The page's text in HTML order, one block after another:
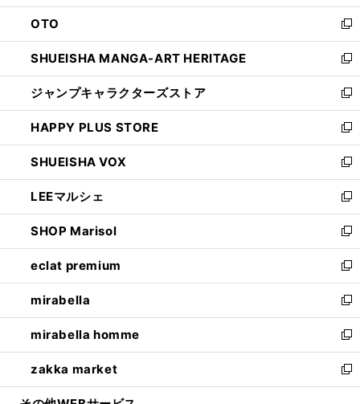
ウ
で
開
く
ン
ド
ウ
で
開
く
OTO
新
し
い
ウ
ィ
ン
ド
ウ
で
開
く
SHUEISHA MANGA-ART HERITAGE
新
し
い
ウ
ィ
ン
ド
ウ
で
開
く
ジャンプキャラクターズストア
新
し
い
ウ
ィ
ン
ド
ウ
で
開
く
HAPPY PLUS STORE
新
し
い
ウ
ィ
ン
ド
ウ
で
開
く
SHUEISHA VOX
新
し
い
ウ
ィ
ン
ド
ウ
で
開
く
LEEマルシェ
新
し
い
ウ
ィ
ン
ド
ウ
で
開
く
SHOP Marisol
新
し
い
ウ
ィ
ン
ド
ウ
で
開
eclat premium
新
し
い
ウ
ィ
ン
ド
ウ
mirabella
新
し
い
ウ
ィ
ン
mirabella homme
新
し
い
ウ
zakka market
新
し